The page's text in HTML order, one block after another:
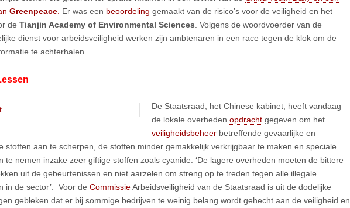
Greenpeace. Er was een beoordeling gemaakt van de risico’s voor de veiligheid en het
de Tianjin Academy of Environmental Sciences. Volgens de woordvoerder van de
dienst voor arbeidsveiligheid werken zijn ambtenaren in een race tegen de klok om de
te achterhalen.
De Staatsraad, het Chinese kabinet, heeft vandaag
de lokale overheden opdracht gegeven om het
veiligheidsbeheer betreffende gevaarlijke en
stoffen aan te scherpen, de stoffen minder gemakkelijk verkrijgbaar te maken en speciale
te nemen inzake zeer giftige stoffen zoals cyanide. ‘De lagere overheden moeten de bittere
uit de gebeurtenissen en niet aarzelen om streng op te treden tegen alle illegale
in de sector’. Voor de CommissieArbeidsveiligheid van de Staatsraad is uit de dodelijke
gebleken dat er bij sommige bedrijven te weinig belang wordt gehecht aan de veiligheid en